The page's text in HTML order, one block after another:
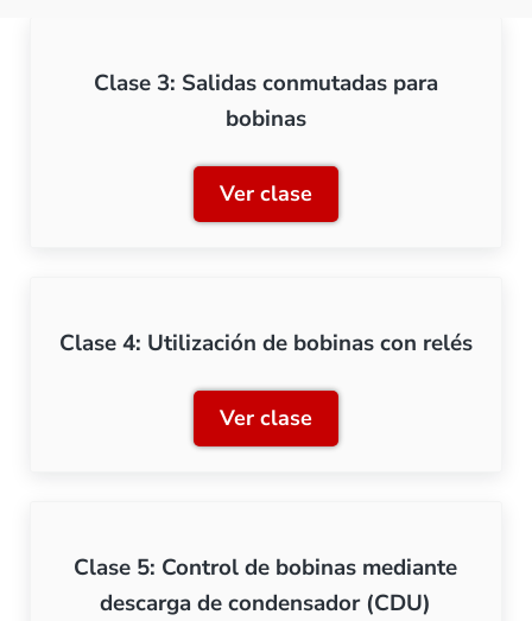
Clase 3: Salidas conmutadas para
bobinas
Ver claseClase 3: Salidas
Clase 4: Utilización de bobinas con relés
Ver claseClase 4: Utilización de
Clase 5: Control de bobinas mediante
descarga de condensador (CDU)